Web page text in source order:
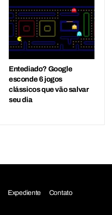
Entediado? Google
esconde 6 jogos
clássicos que vão salvar
seu dia
Expediente Contato